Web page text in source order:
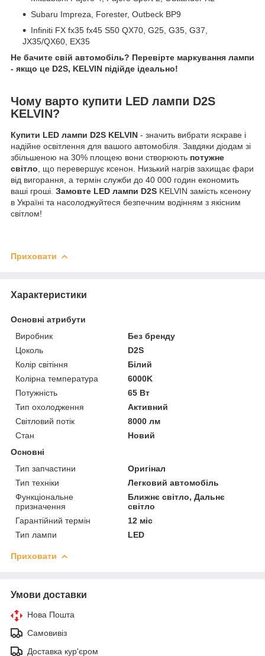
Subaru Impreza, Forester, Outbeck BP9
Infiniti FX fx35 fx45 S50 QX70, G25, G35, G37,
JX35/QX60, EX35
Не бачите свій автомобіль? Перевірте маркування лампи
- якщо це D2S, KELVIN підійде ідеально!
Чому варто купити LED лампи D2S
KELVIN?
Купити LED лампи D2S KELVIN - значить вибрати яскраве і
надійне освітлення для вашого автомобіля. Завдяки діодам зі
збільшеною на 30% площею вони створюють потужне
світло , що перевершує ксенон. Низький нагрів захищає фари
від вигорання, а термін служби до 40 000 годин економить
ваші гроші. Замовте LED лампи D2S KELVIN замість ксенону
в Україні та насолоджуйтеся безпечним водінням з якісним
світлом!
Приховати
Характеристики
Основні атрибути
Виробник
Без бренду
Цоколь
D2S
Колір світіння
Білий
Колірна температура
6000K
Потужність
65 Вт
Тип охолодження
Активний
Світловий потік
8000 лм
Стан
Новий
Основні
Тип запчастини
Оригінал
Тип техніки
Легковий автомобіль
Функціональне
призначення
Ближнє світло, Дальнє
світло
Гарантійний термін
12 міс
Тип лампи
LED
Приховати
Умови доставки
Нова Пошта
Самовивіз
Доставка кур'єром